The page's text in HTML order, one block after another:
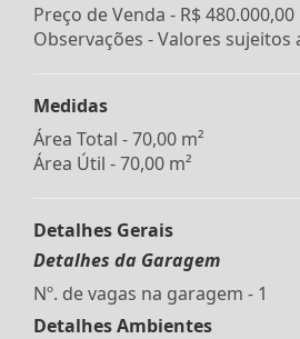
Preço de Venda - R$ 480.000,00
Observações - Valores sujeitos
Medidas
Área Total - 70,00 m²
Área Útil - 70,00 m²
Detalhes Gerais
Detalhes da Garagem
Nº. de vagas na garagem - 1
Detalhes Ambientes